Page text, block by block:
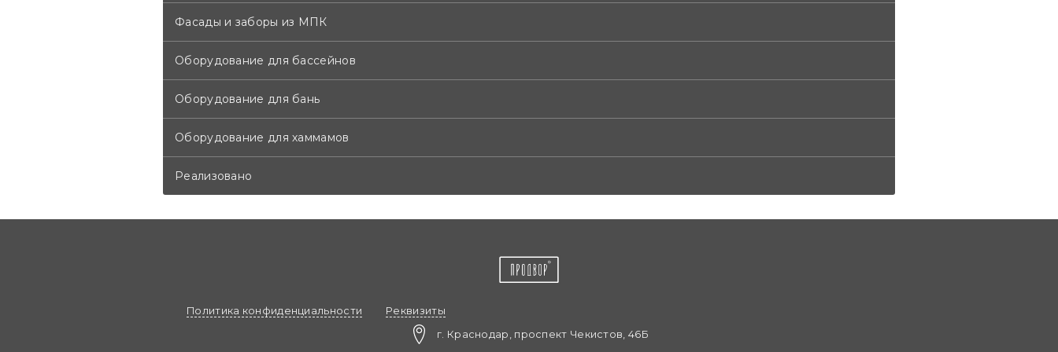
Фасады и заборы из МПК
Оборудование для бассейнов
Оборудование для бань
Оборудование для хаммамов
Реализовано
Политика конфиденциальности
Реквизиты
г. Краснодар, проспект Чекистов, 46Б​